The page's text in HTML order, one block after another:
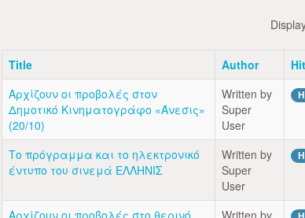
Title Author
Αρχίζουν οι προβολές στον
Δημοτικό Κινηματογράφο «Άνεσις»
(20/10)
Written by
Super
User
Το πρόγραμμα και το ηλεκτρονικό
έντυπο του σινεμά ΕΛΛΗΝΙΣ
Written by
Super
User
Αρχίζουν οι προβολές στο θερινό
Written by